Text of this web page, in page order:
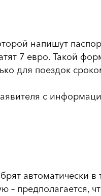
напишут
7 евро. Такой
для поездок
с
автоматически в
– предполагается,